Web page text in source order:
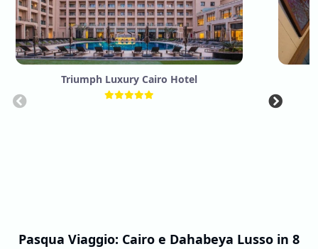
Triumph Luxury Cairo Hotel
Pasqua Viaggio: Cairo e Dahabeya Lusso in 8